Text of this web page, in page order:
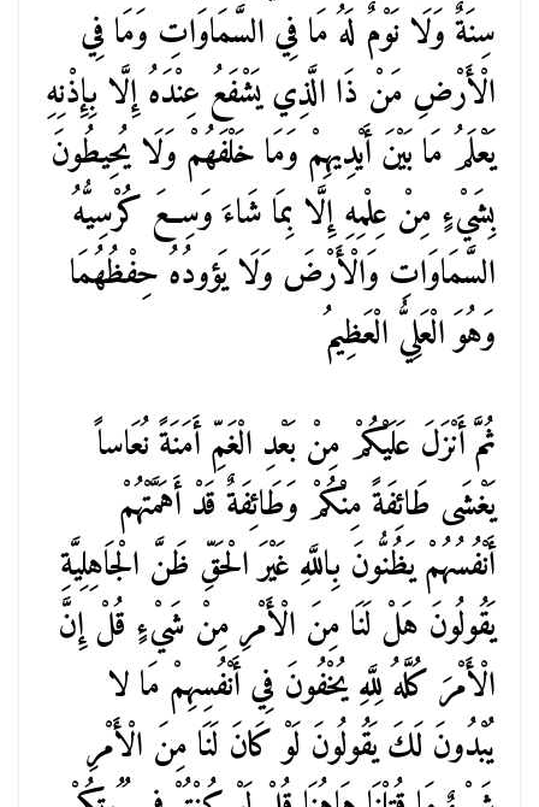
سِنَةٌ وَلَا نَوْمٌ لَهُ مَا فِي السَّمَاوَاتِ وَمَا فِي
الْأَرْضِ مَنْ ذَا الَّذِي يَشْفَعُ عِنْدَهُ إِلَّا بِإِذْنِهِ
يَعْلَمُ مَا بَيْنَ أَيْدِيهِمْ وَمَا خَلْفَهُمْ وَلَا يُحِيطُونَ
بِشَيْءٍ مِنْ عِلْمِهِ إِلَّا بِمَا شَاءَ وَسِعَ كُرْسِيُّهُ
السَّمَاوَاتِ وَالْأَرْضَ وَلَا يَؤودُهُ حِفْظُهُمَا
وَهُوَ الْعَلِيُّ الْعَظِيمُ
ثُمَّ أَنْزَلَ عَلَيْكُمْ مِنْ بَعْدِ الْغَمِّ أَمَنَةً نُعَاساً
يَغْشَى طَائِفَةً مِنْكُمْ وَطَائِفَةٌ قَدْ أَهَمَّتْهُمْ
أَنْفُسُهُمْ يَظُنُّونَ بِاللَّهِ غَيْرَ الْحَقِّ ظَنَّ الْجَاهِلِيَّةِ
يَقُولُونَ هَلْ لَنَا مِنَ الْأَمْرِ مِنْ شَيْءٍ قُلْ إِنَّ
الْأَمْرَ كُلَّهُ لِلَّهِ يُخْفُونَ فِي أَنْفُسِهِمْ مَا لا
يُبْدُونَ لَكَ يَقُولُونَ لَوْ كَانَ لَنَا مِنَ الْأَمْرِ